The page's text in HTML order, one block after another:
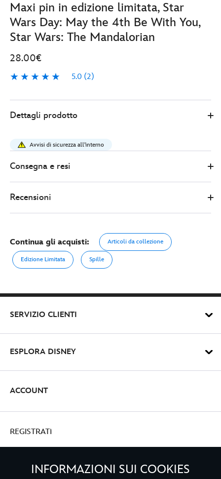
Maxi pin in edizione limitata, Star
Wars Day: May the 4th Be With You,
Star Wars: The Mandalorian
28.00€
5.0 (2)
5.0
Store
28.00
edizione-
wars-
day-
star-
the-
http://schema.org/OutOfStock
Dettagli prodotto
Avvisi di sicurezza all'interno
Consegna e resi
Recensioni
Continua gli acquisti: Articoli da collezione
Edizione Limitata Spille
SERVIZIO CLIENTI
ESPLORA DISNEY
ACCOUNT
REGISTRATI
INFORMAZIONI SUI COOKIES